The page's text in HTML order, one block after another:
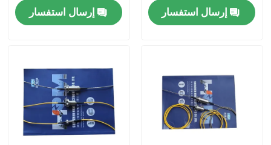
حلقة الانزلاق عالية السرعة
حلقات زلة الإشارة
إرسال استفسار
انخفاض الاحتكاك
إرسال استفسار